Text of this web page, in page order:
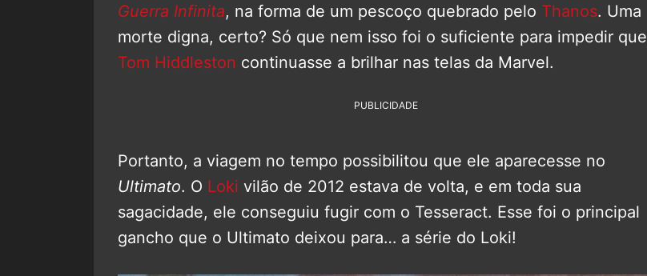
Guerra Infinita, na forma de um pescoço quebrado pelo Thanos. Uma
morte digna, certo? Só que nem isso foi o suficiente para impedir que
Tom Hiddleston continuasse a brilhar nas telas da Marvel.
PUBLICIDADE
Portanto, a viagem no tempo possibilitou que ele aparecesse no
Ultimato. O Loki vilão de 2012 estava de volta, e em toda sua
sagacidade, ele conseguiu fugir com o Tesseract. Esse foi o principal
gancho que o Ultimato deixou para… a série do Loki!